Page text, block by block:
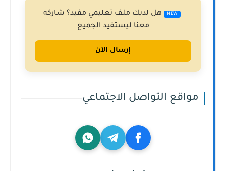
NEW
هل لديك ملف تعليمي مفيد؟ شاركه
معنا ليستفيد الجميع
إرسال الآن
مواقع التواصل الاجتماعي